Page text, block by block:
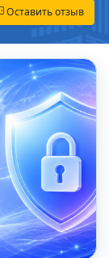
Оставить отзыв